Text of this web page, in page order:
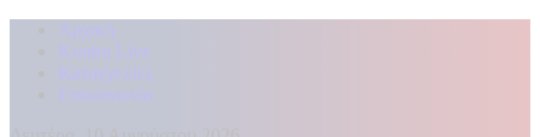
Αρχική
Kontra Live
Καταγγελίες
Επικοινωνία